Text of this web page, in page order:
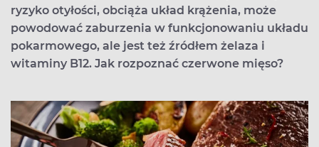
ryzyko otyłości, obciąża układ krążenia, może
powodować zaburzenia w funkcjonowaniu układu
pokarmowego, ale jest też źródłem żelaza i
witaminy B12. Jak rozpoznać czerwone mięso?